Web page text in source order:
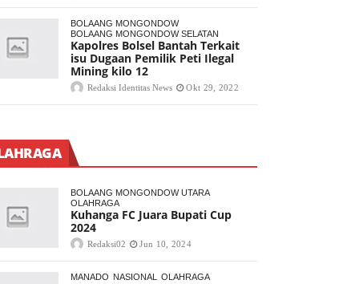
BOLAANG MONGONDOW
BOLAANG MONGONDOW SELATAN
Kapolres Bolsel Bantah Terkait
isu Dugaan Pemilik Peti Ilegal
Mining kilo 12
Redaksi Identitas News Okt 29, 2022
BOLAANG MONGONDOW UTARA
OLAHRAGA
Kuhanga FC Juara Bupati Cup
2024
Redaksi02 Jun 10, 2024
MANADO NASIONAL OLAHRAGA